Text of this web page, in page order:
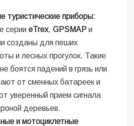
туристические приборы:
серииeTrex,GPSMAP и
созданы для пеших
и лесных прогулок. Такие
боятся падений в грязь или
от сменных батареек и
уверенный прием сигнала
деревьев.
и мотоциклетные